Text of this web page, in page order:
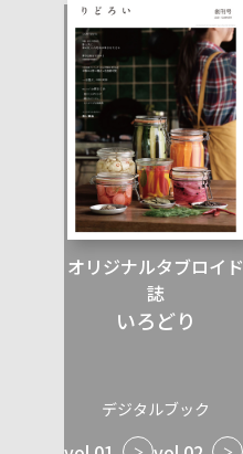
オリジナルタブロイド
誌
いろどり
デジタルブック